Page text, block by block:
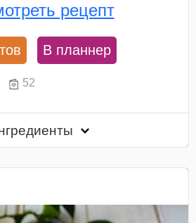
рецепт
В планнер
52